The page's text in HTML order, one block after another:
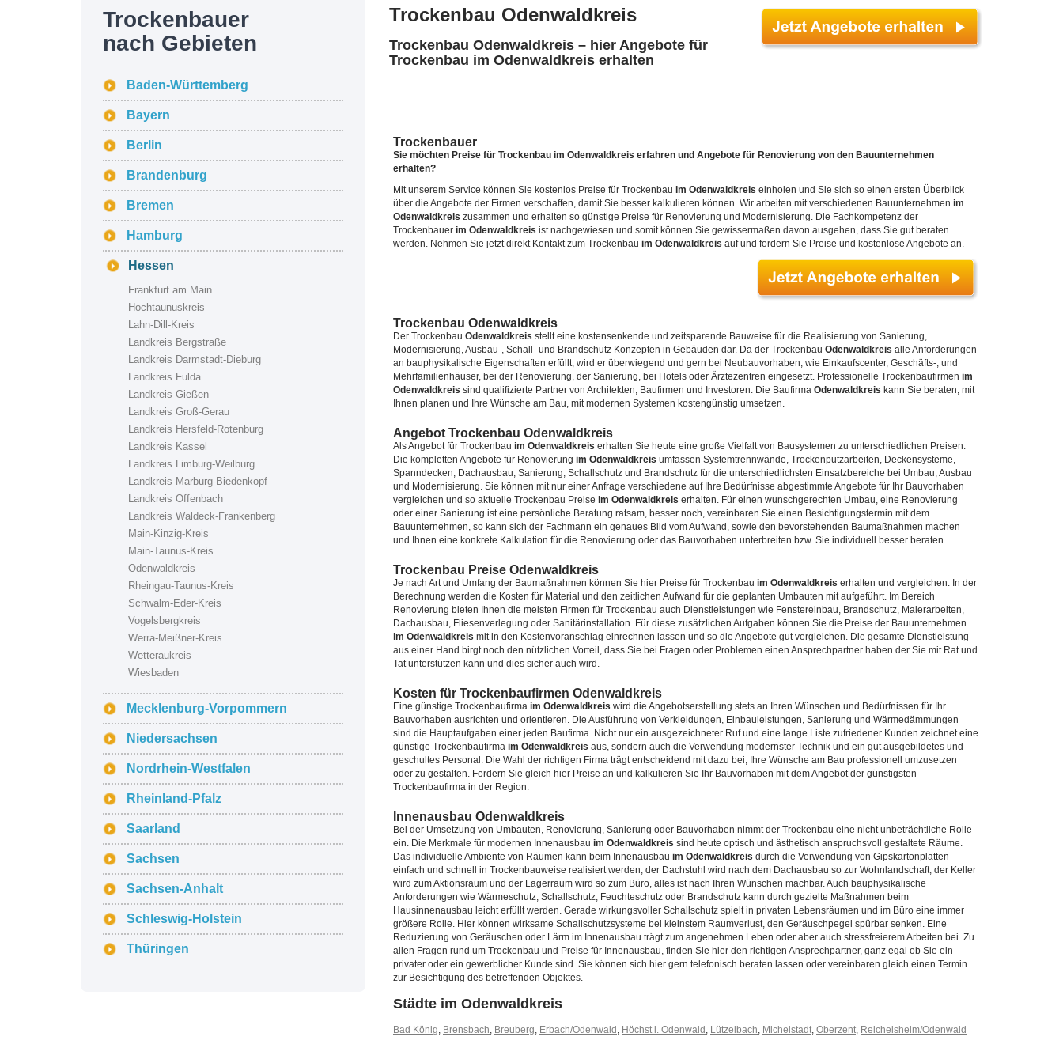
Trockenbauer
nach Gebieten
Baden-Württemberg
Bayern
Berlin
Brandenburg
Bremen
Hamburg
Hessen
Frankfurt am Main
Hochtaunuskreis
Lahn-Dill-Kreis
Landkreis Bergstraße
Landkreis Darmstadt-Dieburg
Landkreis Fulda
Landkreis Gießen
Landkreis Groß-Gerau
Landkreis Hersfeld-Rotenburg
Landkreis Kassel
Landkreis Limburg-Weilburg
Landkreis Marburg-Biedenkopf
Landkreis Offenbach
Landkreis Waldeck-Frankenberg
Main-Kinzig-Kreis
Main-Taunus-Kreis
Odenwaldkreis
Rheingau-Taunus-Kreis
Schwalm-Eder-Kreis
Vogelsbergkreis
Werra-Meißner-Kreis
Wetteraukreis
Wiesbaden
Mecklenburg-Vorpommern
Niedersachsen
Nordrhein-Westfalen
Rheinland-Pfalz
Saarland
Sachsen
Sachsen-Anhalt
Schleswig-Holstein
Thüringen
Trockenbau Odenwaldkreis
Trockenbau Odenwaldkreis – hier Angebote für
Trockenbau im Odenwaldkreis erhalten
Trockenbauer
Sie möchten Preise für Trockenbau im Odenwaldkreis erfahren und Angebote für Renovierung von den Bauunternehmen
erhalten?
Mit unserem Service können Sie kostenlos Preise für Trockenbau im Odenwaldkreis einholen und Sie sich so einen ersten Überblick
über die Angebote der Firmen verschaffen, damit Sie besser kalkulieren können. Wir arbeiten mit verschiedenen Bauunternehmen im
Odenwaldkreis zusammen und erhalten so günstige Preise für Renovierung und Modernisierung. Die Fachkompetenz der
Trockenbauer im Odenwaldkreis ist nachgewiesen und somit können Sie gewissermaßen davon ausgehen, dass Sie gut beraten
werden. Nehmen Sie jetzt direkt Kontakt zum Trockenbau im Odenwaldkreis auf und fordern Sie Preise und kostenlose Angebote an.
Trockenbau Odenwaldkreis
Der Trockenbau Odenwaldkreis stellt eine kostensenkende und zeitsparende Bauweise für die Realisierung von Sanierung,
Modernisierung, Ausbau-, Schall- und Brandschutz Konzepten in Gebäuden dar. Da der Trockenbau Odenwaldkreis alle Anforderungen
an bauphysikalische Eigenschaften erfüllt, wird er überwiegend und gern bei Neubauvorhaben, wie Einkaufscenter, Geschäfts-, und
Mehrfamilienhäuser, bei der Renovierung, der Sanierung, bei Hotels oder Ärztezentren eingesetzt. Professionelle Trockenbaufirmen im
Odenwaldkreis sind qualifizierte Partner von Architekten, Baufirmen und Investoren. Die Baufirma Odenwaldkreis kann Sie beraten, mit
Ihnen planen und Ihre Wünsche am Bau, mit modernen Systemen kostengünstig umsetzen.
Angebot Trockenbau Odenwaldkreis
Als Angebot für Trockenbau im Odenwaldkreis erhalten Sie heute eine große Vielfalt von Bausystemen zu unterschiedlichen Preisen.
Die kompletten Angebote für Renovierung im Odenwaldkreis umfassen Systemtrennwände, Trockenputzarbeiten, Deckensysteme,
Spanndecken, Dachausbau, Sanierung, Schallschutz und Brandschutz für die unterschiedlichsten Einsatzbereiche bei Umbau, Ausbau
und Modernisierung. Sie können mit nur einer Anfrage verschiedene auf Ihre Bedürfnisse abgestimmte Angebote für Ihr Bauvorhaben
vergleichen und so aktuelle Trockenbau Preise im Odenwaldkreis erhalten. Für einen wunschgerechten Umbau, eine Renovierung
oder einer Sanierung ist eine persönliche Beratung ratsam, besser noch, vereinbaren Sie einen Besichtigungstermin mit dem
Bauunternehmen, so kann sich der Fachmann ein genaues Bild vom Aufwand, sowie den bevorstehenden Baumaßnahmen machen
und Ihnen eine konkrete Kalkulation für die Renovierung oder das Bauvorhaben unterbreiten bzw. Sie individuell besser beraten.
Trockenbau Preise Odenwaldkreis
Je nach Art und Umfang der Baumaßnahmen können Sie hier Preise für Trockenbau im Odenwaldkreis erhalten und vergleichen. In der
Berechnung werden die Kosten für Material und den zeitlichen Aufwand für die geplanten Umbauten mit aufgeführt. Im Bereich
Renovierung bieten Ihnen die meisten Firmen für Trockenbau auch Dienstleistungen wie Fenstereinbau, Brandschutz, Malerarbeiten,
Dachausbau, Fliesenverlegung oder Sanitärinstallation. Für diese zusätzlichen Aufgaben können Sie die Preise der Bauunternehmen
im Odenwaldkreis mit in den Kostenvoranschlag einrechnen lassen und so die Angebote gut vergleichen. Die gesamte Dienstleistung
aus einer Hand birgt noch den nützlichen Vorteil, dass Sie bei Fragen oder Problemen einen Ansprechpartner haben der Sie mit Rat und
Tat unterstützen kann und dies sicher auch wird.
Kosten für Trockenbaufirmen Odenwaldkreis
Eine günstige Trockenbaufirma im Odenwaldkreis wird die Angebotserstellung stets an Ihren Wünschen und Bedürfnissen für Ihr
Bauvorhaben ausrichten und orientieren. Die Ausführung von Verkleidungen, Einbauleistungen, Sanierung und Wärmedämmungen
sind die Hauptaufgaben einer jeden Baufirma. Nicht nur ein ausgezeichneter Ruf und eine lange Liste zufriedener Kunden zeichnet eine
günstige Trockenbaufirma im Odenwaldkreis aus, sondern auch die Verwendung modernster Technik und ein gut ausgebildetes und
geschultes Personal. Die Wahl der richtigen Firma trägt entscheidend mit dazu bei, Ihre Wünsche am Bau professionell umzusetzen
oder zu gestalten. Fordern Sie gleich hier Preise an und kalkulieren Sie Ihr Bauvorhaben mit dem Angebot der günstigsten
Trockenbaufirma in der Region.
Innenausbau Odenwaldkreis
Bei der Umsetzung von Umbauten, Renovierung, Sanierung oder Bauvorhaben nimmt der Trockenbau eine nicht unbeträchtliche Rolle
ein. Die Merkmale für modernen Innenausbau im Odenwaldkreis sind heute optisch und ästhetisch anspruchsvoll gestaltete Räume.
Das individuelle Ambiente von Räumen kann beim Innenausbau im Odenwaldkreis durch die Verwendung von Gipskartonplatten
einfach und schnell in Trockenbauweise realisiert werden, der Dachstuhl wird nach dem Dachausbau so zur Wohnlandschaft, der Keller
wird zum Aktionsraum und der Lagerraum wird so zum Büro, alles ist nach Ihren Wünschen machbar. Auch bauphysikalische
Anforderungen wie Wärmeschutz, Schallschutz, Feuchteschutz oder Brandschutz kann durch gezielte Maßnahmen beim
Hausinnenausbau leicht erfüllt werden. Gerade wirkungsvoller Schallschutz spielt in privaten Lebensräumen und im Büro eine immer
größere Rolle. Hier können wirksame Schallschutzsysteme bei kleinstem Raumverlust, den Geräuschpegel spürbar senken. Eine
Reduzierung von Geräuschen oder Lärm im Innenausbau trägt zum angenehmen Leben oder aber auch stressfreierem Arbeiten bei. Zu
allen Fragen rund um Trockenbau und Preise für Innenausbau, finden Sie hier den richtigen Ansprechpartner, ganz egal ob Sie ein
privater oder ein gewerblicher Kunde sind. Sie können sich hier gern telefonisch beraten lassen oder vereinbaren gleich einen Termin
zur Besichtigung des betreffenden Objektes.
Städte im Odenwaldkreis
Bad König, Brensbach, Breuberg, Erbach/Odenwald , Höchst i. Odenwald , Lützelbach, Michelstadt, Oberzent, Reichelsheim/Odenwald